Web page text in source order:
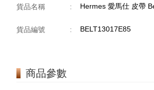
貨品名稱 : Hermes 愛馬仕 皮帶
貨品編號 : BELT13017E85
商品參數